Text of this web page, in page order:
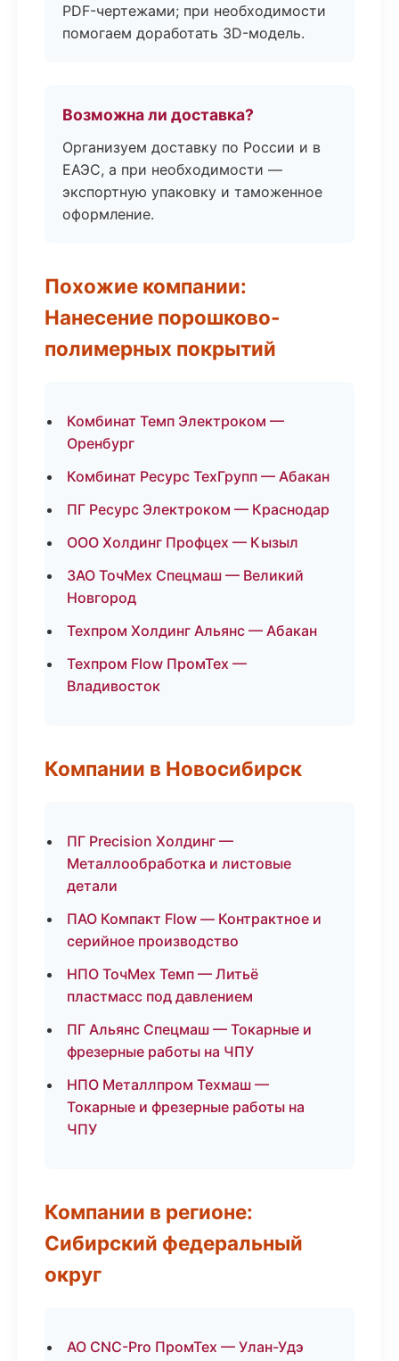
PDF-чертежами; при необходимости
помогаем доработать 3D-модель.
Возможна ли доставка?
Организуем доставку по России и в
ЕАЭС, а при необходимости —
экспортную упаковку и таможенное
оформление.
Похожие компании:
Нанесение порошково-
полимерных покрытий
Комбинат Темп Электроком —
Оренбург
Комбинат Ресурс ТехГрупп — Абакан
ПГ Ресурс Электроком — Краснодар
ООО Холдинг Профцех — Кызыл
ЗАО ТочМех Спецмаш — Великий
Новгород
Техпром Холдинг Альянс — Абакан
Техпром Flow ПромТех —
Владивосток
Компании в Новосибирск
ПГ Precision Холдинг —
Металлообработка и листовые
детали
ПАО Компакт Flow — Контрактное и
серийное производство
НПО ТочМех Темп — Литьё
пластмасс под давлением
ПГ Альянс Спецмаш — Токарные и
фрезерные работы на ЧПУ
НПО Металлпром Техмаш —
Токарные и фрезерные работы на
ЧПУ
Компании в регионе:
Сибирский федеральный
округ
АО CNC-Pro ПромТех — Улан-Удэ